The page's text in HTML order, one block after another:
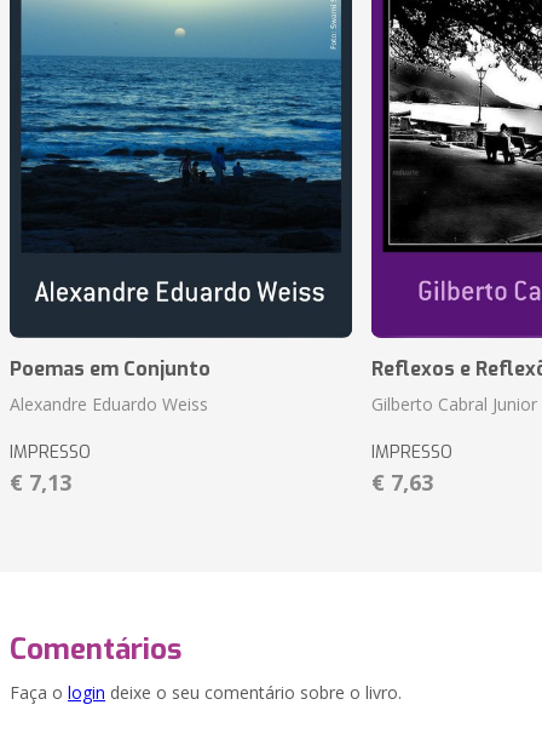
Poemas em Conjunto
Alexandre Eduardo Weiss
IMPRESSO
€ 7,13
Reflexos e
Gilberto Cabral Junior
IMPRESSO
€ 7,63
Comentários
Faça o login deixe o seu comentário sobre o livro.